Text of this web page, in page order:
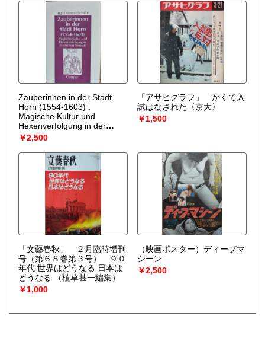
Zauberinnen in der Stadt
Horn (1554-1603) :
Magische Kultur und
Hexenverfolgung in der
Pruehen Neuzeit.
Ahrendt-Schulte）
￥2,500
「アサヒグラフ」 かくて入
試はなされた〈京大〉
￥1,500
「文藝春秋」 ２月臨時増刊
号（第６８巻第３号） ９０
年代 世界はどうなる 日本は
どうなる
（植草甚一編集）
￥1,000
（映画ポスター）ディープマ
シーン
￥2,500